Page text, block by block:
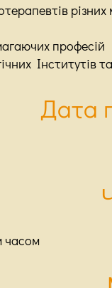
професій
Інститутів
Дата
часом